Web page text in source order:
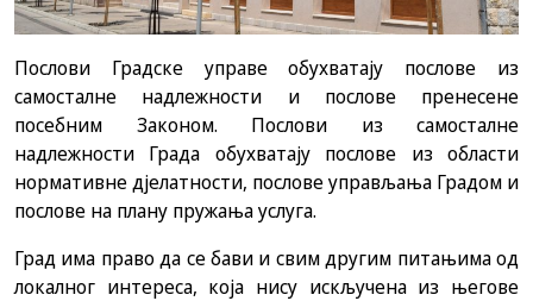
Послови Градске управе обухватају послове из
самосталне надлежности и послове пренесене
посебним Законом. Послови из самосталне
надлежности Града обухватају послове из области
нормативне дјелатности, послове управљања Градом и
послове на плану пружања услуга.
Град има право да се бави и свим другим питањима од
локалног интереса, која нису искључена из његове